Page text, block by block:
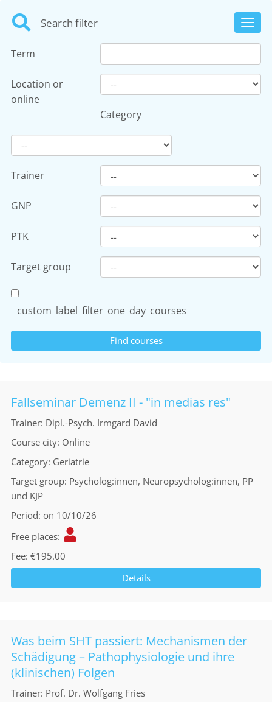
Search filter
Term
Location or
online
Category
Trainer
GNP
PTK
Target group
custom_label_filter_one_day_courses
Fallseminar Demenz II - "in medias res"
Trainer Dipl.-Psych. Irmgard David
Course city Online
Category Geriatrie
Target group Psycholog:innen, Neuropsycholog:innen, PP
und KJP
Period on 10/10/26
Free places
Fee €195.00
Details
Was beim SHT passiert: Mechanismen der
Schädigung – Pathophysiologie und ihre
(klinischen) Folgen
Trainer Prof. Dr. Wolfgang Fries